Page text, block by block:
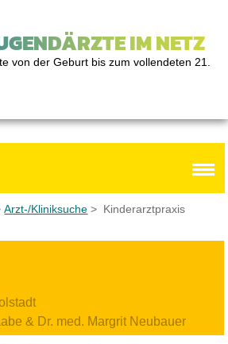
IM NETZ
von der Geburt bis zum vollendeten 21.
Arzt-/Kliniksuche > Kinderarztpraxis
& Dr. med. Margrit Neubauer